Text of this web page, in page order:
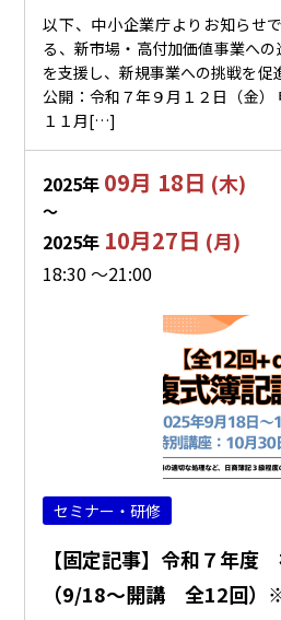
以下、中小企業庁よりお知らせ
る、新市場・高付加価値事業へ
を支援し、新規事業への挑戦を促
公開：令和７年９月１２日（金
１１月[…]
2025年 09月 18日 (木)
〜
2025年 10月27日 (月)
18:30 ～21:00
セミナー・研修
【固定記事】令和７年度
（9/18～開講 全12回）